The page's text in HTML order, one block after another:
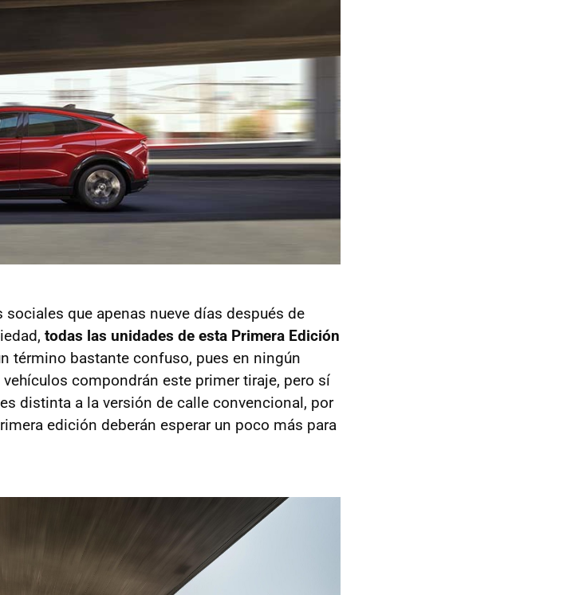
que apenas nueve días después de
todas las unidades de esta Primera Edición
término bastante confuso, pues en ningún
compondrán este primer tiraje, pero sí
distinta a la versión de calle convencional, por
edición deberán esperar un poco más para